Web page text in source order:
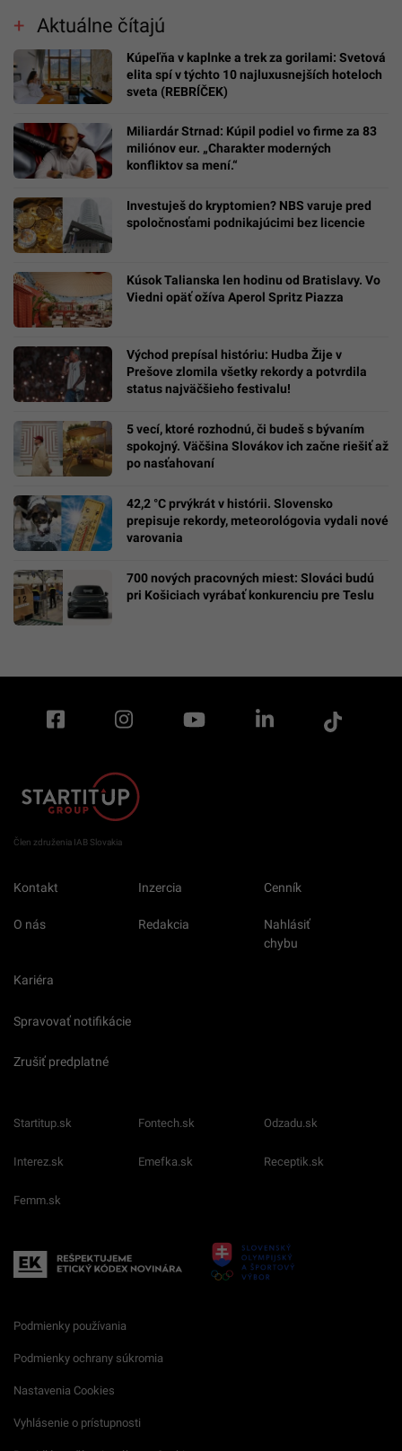
Aktuálne čítajú
Kúpeľňa v kaplnke a trek za gorilami: Svetová
elita spí v týchto 10 najluxusnejších hoteloch
sveta (REBRÍČEK)
Miliardár Strnad: Kúpil podiel vo firme za 83
miliónov eur. „Charakter moderných
konfliktov sa mení.“
Investuješ do kryptomien? NBS varuje pred
spoločnosťami podnikajúcimi bez licencie
Kúsok Talianska len hodinu od Bratislavy. Vo
Viedni opäť ožíva Aperol Spritz Piazza
Východ prepísal históriu: Hudba Žije v
Prešove zlomila všetky rekordy a potvrdila
status najväčšieho festivalu!
5 vecí, ktoré rozhodnú, či budeš s bývaním
spokojný. Väčšina Slovákov ich začne riešiť až
po nasťahovaní
42,2 °C prvýkrát v histórii. Slovensko
prepisuje rekordy, meteorológovia vydali nové
varovania
700 nových pracovných miest: Slováci budú
pri Košiciach vyrábať konkurenciu pre Teslu
Člen združenia IAB Slovakia
Kontakt Inzercia Cenník
O nás Redakcia
Nahlásiť
chybu
Kariéra
Spravovať notifikácie
Zrušiť predplatné
Startitup.sk Fontech.sk Odzadu.sk
Interez.sk Emefka.sk Receptik.sk
Femm.sk
Podmienky používania
Podmienky ochrany súkromia
Nastavenia Cookies
Vyhlásenie o prístupnosti